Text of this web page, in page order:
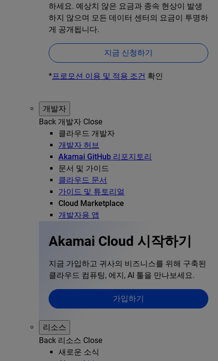
하세요. 예상치 않은 요금과 종속 현상이 발생
하지 않으며 모든 데이터 센터의 요금이 투명하
게 공개됩니다.
지금 신청하기
*프로모션 이용 및 적용 조건 확인
개발자
Back 개발자 Close
클라우드 개발자
개발자 허브
Akamai GitHub 리포지토리
문서 및 가이드
클라우드 문서
가이드 및 튜토리얼
Cloud Marketplace
개발자용 앱
Akamai Cloud 시작하기
지금 가입하고 귀사의 비즈니스를 위해 구축된
클라우드 컴퓨팅, 에지, AI 툴을 만나보세요.
가입하기
리소스
Back 리소스 Close
새로운 소식